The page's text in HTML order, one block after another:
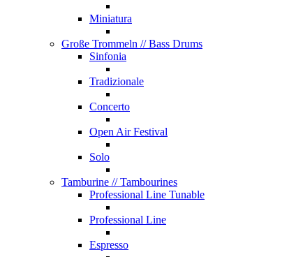
Miniatura
Große Trommeln // Bass Drums
Sinfonia
Tradizionale
Concerto
Open Air Festival
Solo
Tamburine // Tambourines
Professional Line Tunable
Professional Line
Espresso